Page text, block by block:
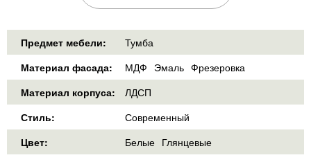
Предмет мебели:
Тумба
Материал фасада:
МДФ Эмаль Фрезеровка
Материал корпуса:
ЛДСП
Стиль:
Современный
Цвет:
Белые Глянцевые